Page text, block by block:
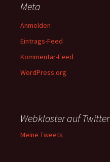
Meta
Anmelden
Eintrags-Feed
Kommentar-Feed
WordPress.org
Webkloster auf Twitter
Meine Tweets